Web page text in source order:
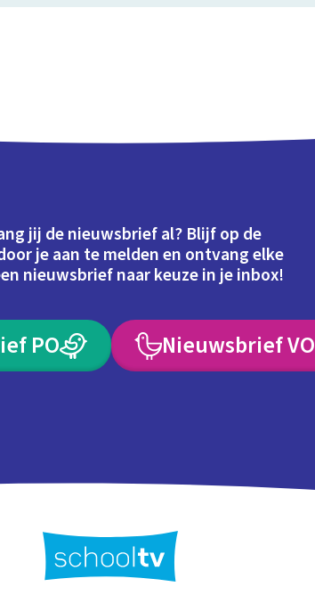
jij de nieuwsbrief al? Blijf op de
je aan te melden en ontvang elke
nieuwsbrief naar keuze in je inbox!
PO Nieuwsbrief VO